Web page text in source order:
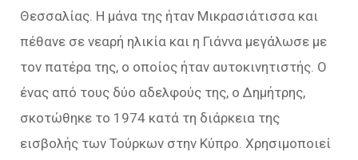
Θεσσαλίας. Η μάνα της ήταν Μικρασιάτισσα και
πέθανε σε νεαρή ηλικία και η Γιάννα μεγάλωσε με
τον πατέρα της, ο οποίος ήταν αυτοκινητιστής. Ο
ένας από τους δύο αδελφούς της, ο Δημήτρης,
σκοτώθηκε το 1974 κατά τη διάρκεια της
εισβολής των Τούρκων στην Κύπρο. Χρησιμοποιεί